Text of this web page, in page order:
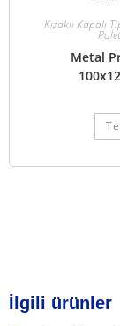
Kızaklı Kapalı
Metal
İlgili ürünler